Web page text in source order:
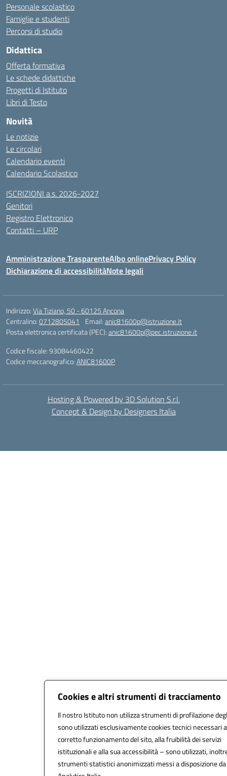
Cookies e altri strumenti di tracciamento
Il nostro Istituto non utilizza strumenti di profilazione
sono utilizzati esclusivamente cookies tecnici necessari
corretto funzionamento del sito, alla fruibilità dei servizi
istituzionali e alla sua accessibilità – sono utilizzati,
strumenti statistici anonimizzati messi a disposizione da
Personale scolastico
Famiglie e studenti
Percorsi di studio
Didattica
Offerta formativa
Le schede didattiche
Progetti di Istituto
Libri di Testo
Novità
Le notizie
Le circolari
Calendario eventi
Calendario Scolastico
ISCRIZIONI a.s. 2026-2027
Genitori
Registro Elettronico
Contatti – URP
Amministrazione TrasparenteAlbo onlinePrivacy Policy
Dichiarazione di accessibilitàNote legali
Indirizzo:Via Tiziano, 50 - 60125 Ancona
Centralino:0712805041 Email:anic81600p@istruzione.it
Posta elettronica certificata (PEC):anic81600p@pec.istruzione.it
Codice fiscale: 93084460422
Codice meccanografico:ANIC81600P
Hosting & Powered by 3D Solution S.r.l.
Concept & Design by Designers Italia